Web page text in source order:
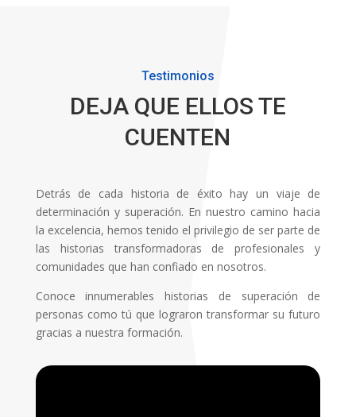
Testimonios
DEJA QUE ELLOS TE
CUENTEN
Detrás de cada historia de éxito hay un viaje de
determinación y superación. En nuestro camino hacia
la excelencia, hemos tenido el privilegio de ser parte de
las historias transformadoras de profesionales y
comunidades que han confiado en nosotros.
Conoce innumerables historias de superación de
personas como tú que lograron transformar su futuro
gracias a nuestra formación.